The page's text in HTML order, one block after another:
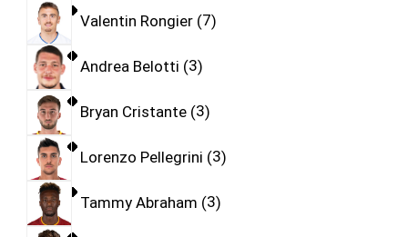
Valentin Rongier 7
Andrea Belotti 3
Bryan Cristante 3
Lorenzo Pellegrini 3
Tammy Abraham 3